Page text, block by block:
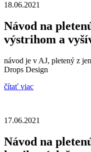
18.06.2021
Návod na
výstrihom a
návod je v AJ, pletený z
Drops Design
čítať viac
17.06.2021
Návod na